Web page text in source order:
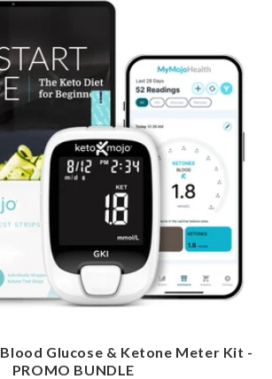
Glucose & Ketone Meter Kit -
PROMO BUNDLE